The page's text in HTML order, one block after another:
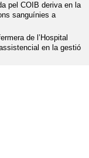
pel COIB deriva en la
sanguínies a
de l’Hospital
en la gestió